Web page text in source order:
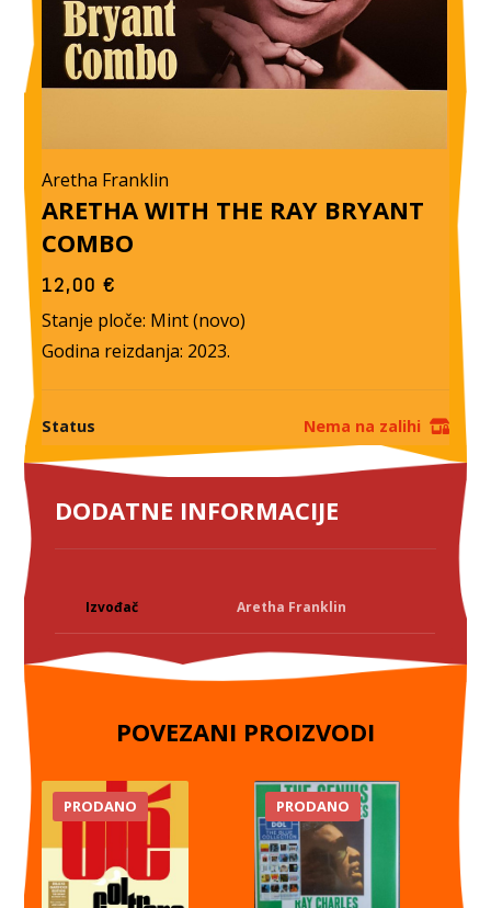
Aretha Franklin
ARETHA WITH THE RAY BRYANT
COMBO
12,00€
Stanje ploče: Mint (novo)
Godina reizdanja: 2023.
Status Nema na zalihi
DODATNE INFORMACIJE
Izvođač Aretha Franklin
POVEZANI PROIZVODI
PRODANO PRODANO